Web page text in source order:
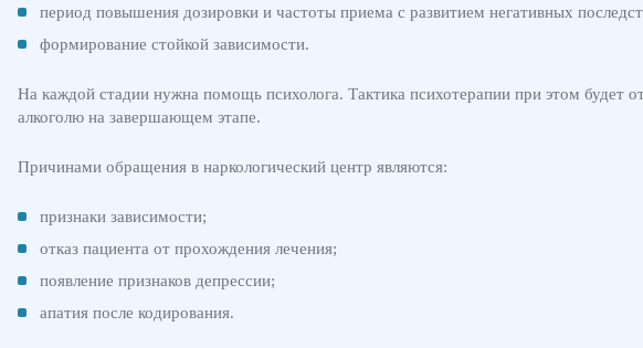
период повышения дозировки и частоты приема с развитием негативных
формирование стойкой зависимости.
На каждой стадии нужна помощь психолога. Тактика психотерапии при этом будет
алкоголю на завершающем этапе.
Причинами обращения в наркологический центр являются:
признаки зависимости;
отказ пациента от прохождения лечения;
появление признаков депрессии;
апатия после кодирования.